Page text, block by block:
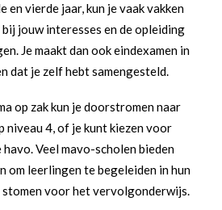
en vierde jaar, kun je vaak vakken
jouw interesses en de opleiding
Je maakt dan ook eindexamen in
dat je zelf hebt samengesteld.
op zak kun je doorstromen naar
niveau 4, of je kunt kiezen voor
Veel mavo-scholen bieden
om leerlingen te begeleiden in hun
stomen voor het vervolgonderwijs.